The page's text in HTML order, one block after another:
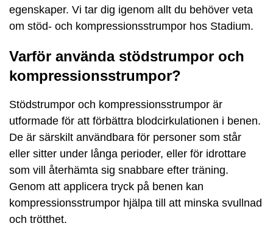
egenskaper. Vi tar dig igenom allt du behöver veta
om stöd- och kompressionsstrumpor hos Stadium.
Varför använda stödstrumpor och
kompressionsstrumpor?
Stödstrumpor och kompressionsstrumpor är
utformade för att förbättra blodcirkulationen i benen.
De är särskilt användbara för personer som står
eller sitter under långa perioder, eller för idrottare
som vill återhämta sig snabbare efter träning.
Genom att applicera tryck på benen kan
kompressionsstrumpor hjälpa till att minska svullnad
och trötthet.